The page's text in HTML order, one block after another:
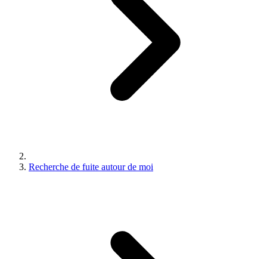
Recherche de fuite autour de moi